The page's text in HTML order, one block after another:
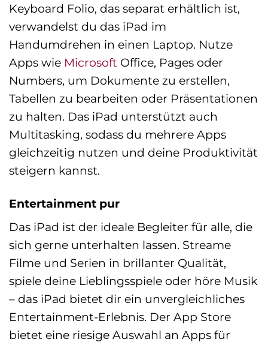
Keyboard Folio, das separat erhältlich ist,
verwandelst du das iPad im
Handumdrehen in einen Laptop. Nutze
Apps wie Microsoft Office, Pages oder
Numbers, um Dokumente zu erstellen,
Tabellen zu bearbeiten oder Präsentationen
zu halten. Das iPad unterstützt auch
Multitasking, sodass du mehrere Apps
gleichzeitig nutzen und deine Produktivität
steigern kannst.
Entertainment pur
Das iPad ist der ideale Begleiter für alle, die
sich gerne unterhalten lassen. Streame
Filme und Serien in brillanter Qualität,
spiele deine Lieblingsspiele oder höre Musik
– das iPad bietet dir ein unvergleichliches
Entertainment-Erlebnis. Der App Store
bietet eine riesige Auswahl an Apps für